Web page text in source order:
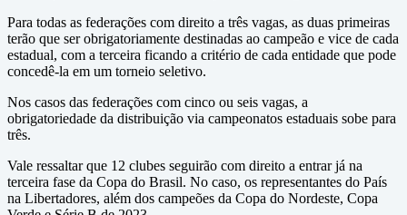
Para todas as federações com direito a três vagas, as duas primeiras
terão que ser obrigatoriamente destinadas ao campeão e vice de cada
estadual, com a terceira ficando a critério de cada entidade que pode
concedê-la em um torneio seletivo.
Nos casos das federações com cinco ou seis vagas, a
obrigatoriedade da distribuição via campeonatos estaduais sobe para
três.
Vale ressaltar que 12 clubes seguirão com direito a entrar já na
terceira fase da Copa do Brasil. No caso, os representantes do País
na Libertadores, além dos campeões da Copa do Nordeste, Copa